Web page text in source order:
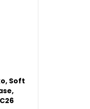
Soft